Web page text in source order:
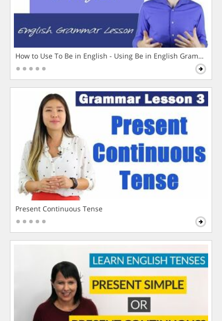
How to Use To Be in English - Using Be in English Grammar
Present Continuous Tense